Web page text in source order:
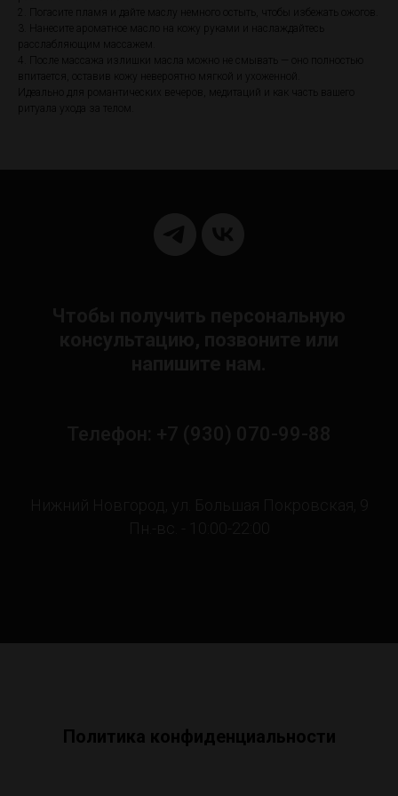
2. Погасите пламя и дайте маслу немного остыть, чтобы избежать ожогов.
3. Нанесите ароматное масло на кожу руками и наслаждайтесь
расслабляющим массажем.
4. После массажа излишки масла можно не смывать — оно полностью
впитается, оставив кожу невероятно мягкой и ухоженной.
Идеально для романтических вечеров, медитаций и как часть вашего
ритуала ухода за телом.
Политика конфиденциальности